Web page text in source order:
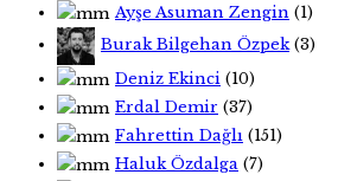
Ayşe Asuman Zengin (1)
Burak Bilgehan Özpek(3)
Deniz Ekinci (10)
Erdal Demir (37)
Fahrettin Dağlı (151)
Haluk Özdalga (7)